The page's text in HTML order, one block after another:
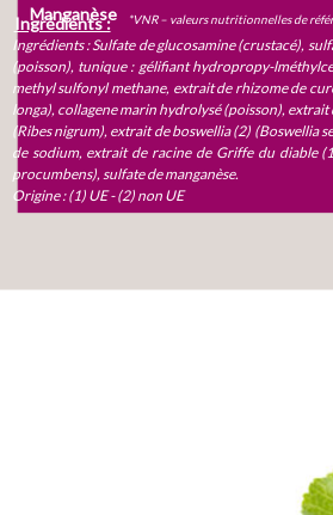
*VNR – valeurs nutritionnelles de
Ingrédients :
Manganèse
Ingrédients : Sulfate de glucosamine (crustacé),
(poisson), tunique : gélifiant hydropropy-
methyl sulfonyl methane, extrait de rhizome de
longa), collagene marin hydrolysé (poisson), extrait
(Ribes nigrum), extrait de boswellia (2) (Boswellia
de sodium, extrait de racine de Griffe du diable
procumbens), sulfate de manganèse.
Origine : (1) UE - (2) non UE